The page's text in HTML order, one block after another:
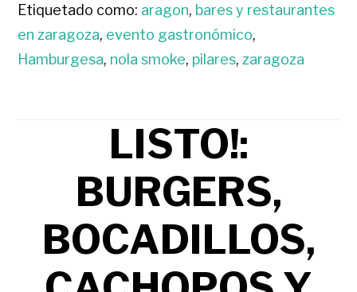
Etiquetado como: aragon, bares y restaurantes
en zaragoza, evento gastronómico,
Hamburgesa, nola smoke, pilares,zaragoza
LISTO!:
BURGERS,
BOCADILLOS,